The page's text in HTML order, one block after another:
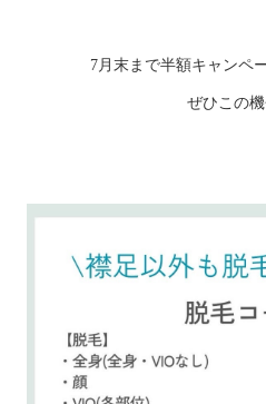
7月末まで半額キャンペ
ぜひこの機